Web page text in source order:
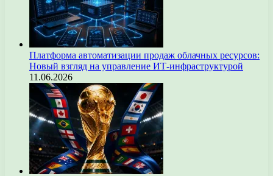
Платформа автоматизации продаж облачных ресурсов:
Новый взгляд на управление ИТ-инфраструктурой
11.06.2026